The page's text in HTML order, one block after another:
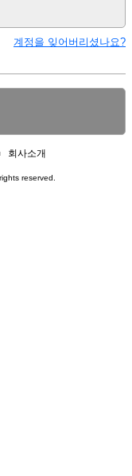
계정을 잊어버리셨나요?
회사소개
reserved.